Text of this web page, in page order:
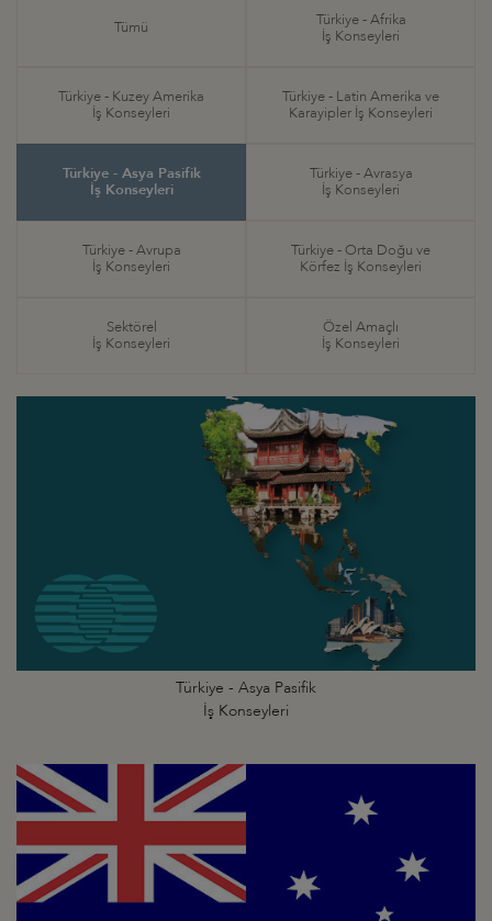
Tümü
Türkiye - Afrika
İş Konseyleri
Türkiye - Kuzey Amerika
İş Konseyleri
Türkiye - Latin Amerika ve
Karayipler İş Konseyleri
Türkiye - Asya Pasifik
İş Konseyleri
Türkiye - Avrasya
İş Konseyleri
Türkiye - Avrupa
İş Konseyleri
Türkiye - Orta Doğu ve
Körfez İş Konseyleri
Sektörel
İş Konseyleri
Özel Amaçlı
İş Konseyleri
Türkiye - Asya Pasifik
İş Konseyleri